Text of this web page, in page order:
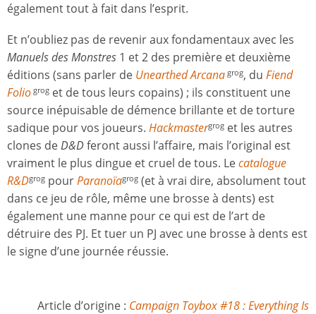
également tout à fait dans l’esprit.
Et n’oubliez pas de revenir aux fondamentaux avec les
Manuels des Monstres 1 et 2 des première et deuxième
éditions (sans parler de Unearthed Arcana grog, du Fiend
Folio grog et de tous leurs copains) ; ils constituent une
source inépuisable de démence brillante et de torture
sadique pour vos joueurs. Hackmastergrog et les autres
clones deD&Dferont aussi l’affaire, mais l’original est
vraiment le plus dingue et cruel de tous. Lecatalogue
R&Dgrog pourParanoïagrog (et à vrai dire, absolument tout
dans ce jeu de rôle, même une brosse à dents) est
également une manne pour ce qui est de l’art de
détruire des PJ. Et tuer un PJ avec une brosse à dents est
le signe d’une journée réussie.
Article d’origine : Campaign Toybox #18 : Everything Is